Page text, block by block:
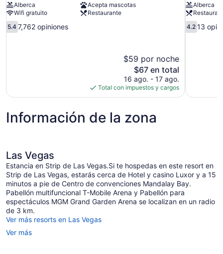
Alberca
Acepta mascotas
Wifi gratuito
Restaurante
5.4
de
5.4 7,762 opiniones
$59 por noche
El
precio
actual
es
$67
$67 en total
16 ago. - 17 ago.
Total con impuestos y cargos
Alberca
4.2
de
4.2 13
Información de la zona
Las Vegas
Estancia en Strip de Las Vegas.Si te hospedas en este resort en
Strip de Las Vegas, estarás cerca de Hotel y casino Luxor y a 15
minutos a pie de Centro de convenciones Mandalay Bay.
Pabellón multifuncional T-Mobile Arena y Pabellón para
espectáculos MGM Grand Garden Arena se localizan en un radio
de 3 km.
Ver más resorts en Las Vegas
Ver más